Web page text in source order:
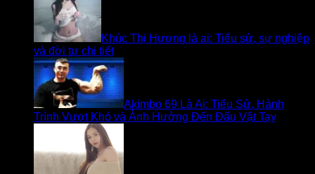
Khúc Thị Hương là ai: Tiểu sử, sự nghiệp
và đời tư chi tiết
Akimbo 69 Là Ai: Tiểu Sử, Hành
Trình Vượt Khó và Ảnh Hưởng Đến Đấu Vật Tay